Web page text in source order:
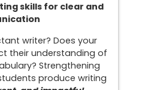
skills for clear and
writer? Does your
their understanding of
Strengthening
produce writing